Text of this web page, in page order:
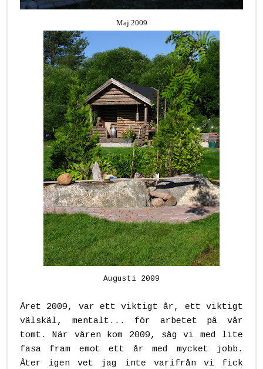
Maj 2009
Augusti 2009
Året 2009, var ett viktigt år, ett viktigt
välskäl, mentalt... för arbetet på vår
tomt. När våren kom 2009, såg vi med lite
fasa fram emot ett år med mycket jobb.
Åter igen vet jag inte varifrån vi fick